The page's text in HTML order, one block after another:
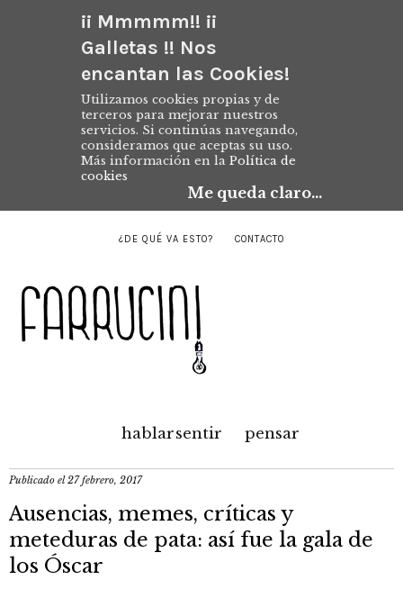
¡¡ Mmmmm!! ¡¡
Galletas !! Nos
encantan las Cookies!
Utilizamos cookies propias y de
terceros para mejorar nuestros
servicios. Si continúas navegando,
consideramos que aceptas su uso.
Más información en la Política de
cookies
Me queda claro...
¿DE QUÉ VA ESTO? CONTACTO
hablarsentir pensar
Publicado el27 febrero, 2017
Ausencias, memes, críticas y
meteduras de pata: así fue la gala de
los Óscar